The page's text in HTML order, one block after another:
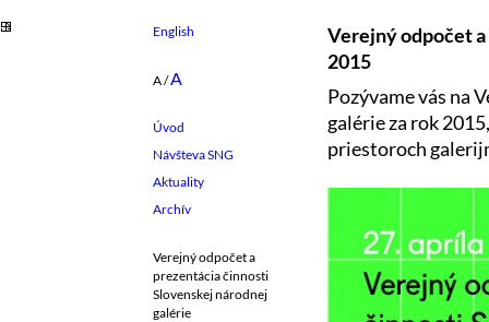
English
A/A
Úvod
Návšteva SNG
Aktuality
Archív
Verejný odpočet a
prezentácia činnosti
Slovenskej národnej
galérie
Verejný odpočet
2015
Pozývame vás na
galérie za rok
priestoroch